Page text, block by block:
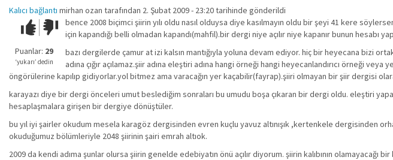
Kalıcı bağlantı mirhan ozan tarafından 2. Şubat 2009 - 23:20 tarihinde gönderildi
Çok iyi!O
kadar
iyi
değil!
Puanlar: 29
‘yukarı’ dedin
bence 2008 biçimci şiirin yılı oldu nasıl olduysa diye kasılmayın oldu bir şeyi 41 kere
için kapandığı belli olmadan kapandı(mahfil).bir dergi niye açılır niye kapanır bunun hesabı
bazı dergilerde çamur at izi kalsın mantığıyla yoluna devam ediyor. hiç bir heyecana bizi
adına çığır açılamaz.şiir adına eleştiri adına hangi örneği hangi heyecanlandırıcı örneği
öngörülerine kapılıp gidiyorlar.yol bitmez ama varacağın yer kaçabilir(fayrap).şiiri olmayan bir şiir dergisi
karayazı diye bir dergi önceleri umut beslediğim sonraları bu umudu boşa çıkaran bir dergi oldu. eleştiri
hesaplaşmalara girişen bir dergiye dönüştüler.
bu yıl iyi şairler okudum mesela karagöz dergisinden evren kuçlu yavuz altınışık ,kertenkele dergisinden
okuduğumuz bölümleriyle 2048 şiirinin şairi emrah altıok.
2009 da kendi adıma şunlar olursa şiirin genelde edebiyatın önü açılır diyorum. şiirin kalıbının olamayacağı